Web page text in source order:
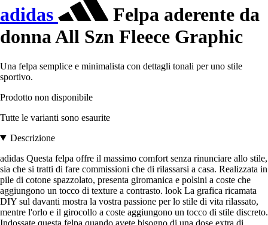
adidas
Felpa aderente da
donna All Szn Fleece Graphic
Una felpa semplice e minimalista con dettagli tonali per uno stile
sportivo.
Prodotto non disponibile
Tutte le varianti sono esaurite
Descrizione
adidas Questa felpa offre il massimo comfort senza rinunciare allo stile,
sia che si tratti di fare commissioni che di rilassarsi a casa. Realizzata in
pile di cotone spazzolato, presenta giromanica e polsini a coste che
aggiungono un tocco di texture a contrasto. look La grafica ricamata
DIY sul davanti mostra la vostra passione per lo stile di vita rilassato,
mentre l'orlo e il girocollo a coste aggiungono un tocco di stile discreto.
Indossate questa felpa quando avete bisogno di una dose extra di